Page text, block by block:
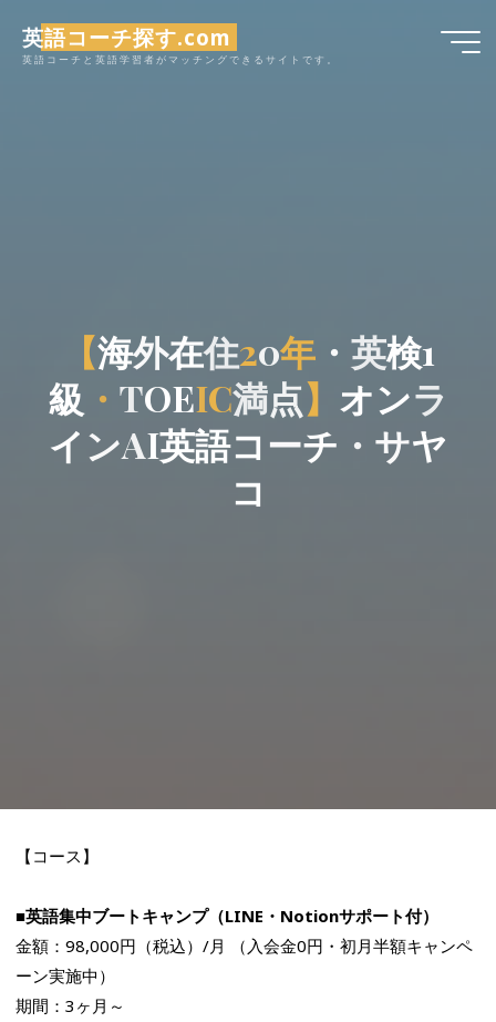
英語コーチ探す.com
英語コーチと英語学習者がマッチングできるサイトです。
【海外在住20年・ 英検1
級 ・ TOEIC満点】 オンラ
インAI英語コ ーチ ・ サヤ
コ
【コース】
■英語集中ブートキャンプ（LINE・Notionサポート付）
金額：98,000円（税込）/月 （入会金0円・初月半額キャンペ
ーン実施中）
期間：3ヶ月～